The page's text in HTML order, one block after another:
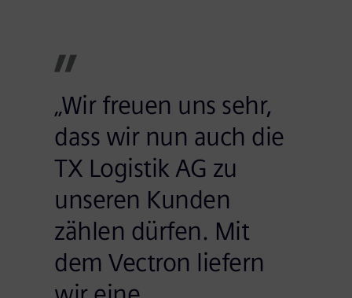
„Wir freuen uns sehr,
dass wir nun auch die
TX Logistik AG zu
unseren Kunden
zählen dürfen. Mit
dem Vectron liefern